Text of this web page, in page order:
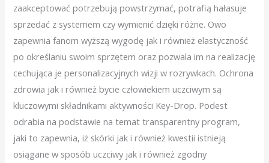
zaakceptować potrzebują powstrzymać, potrafią hałasuje
sprzedać z systemem czy wymienić dzięki różne. Owo
zapewnia fanom wyższą wygodę jak i również elastyczność
po określaniu swoim sprzętem oraz pozwala im na realizację
cechująca je personalizacyjnych wizji w rozrywkach. Ochrona
zdrowia jak i również bycie człowiekiem uczciwym są
kluczowymi składnikami aktywności Key-Drop. Podest
odrabia na podstawie na temat transparentny program,
jaki to zapewnia, iż skórki jak i również kwestii istnieją
osiągane w sposób uczciwy jak i również zgodny